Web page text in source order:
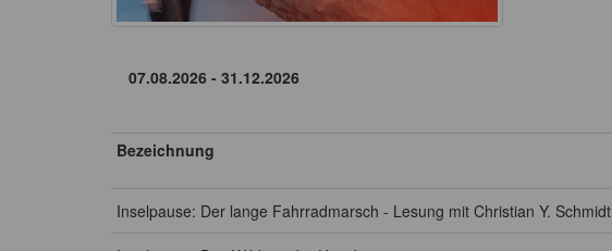
Bezeichnung
Inselpause: Der lange Fahrradmarsch - Lesung mit Christian Y. Schmidt